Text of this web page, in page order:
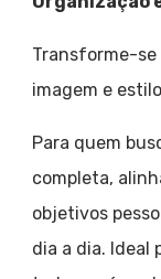
Transforme-se
imagem e
Para quem
completa,
objetivos
dia a dia. Ideal